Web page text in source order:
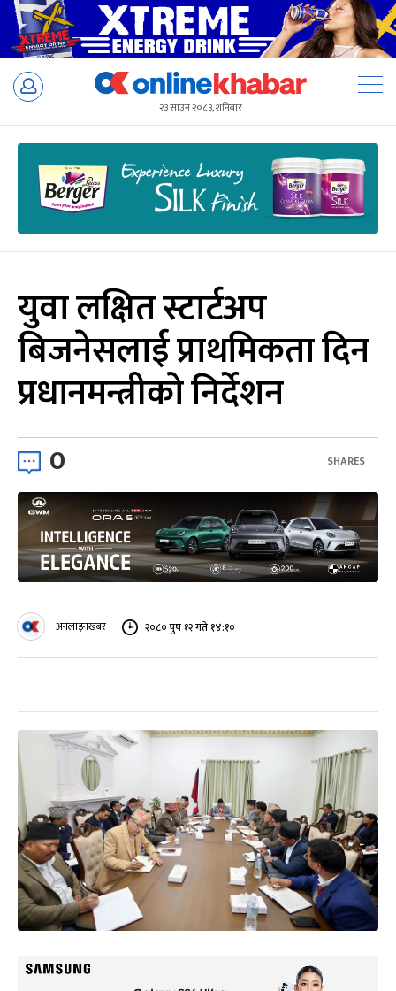
Skip
२३ साउन २०८३, शनिबार
युवा लक्षित स्टार्टअप
बिजनेसलाई प्राथमिकता दिन
प्रधानमन्त्रीको निर्देशन
0 SHARES
अनलाइनखबर २०८० पुष १२ गते १४:१०